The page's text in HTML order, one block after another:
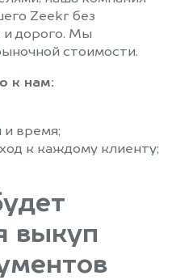
Zeekr без
дорого. Мы
стоимости.
к нам:
и время;
к каждому клиенту;
выкуп